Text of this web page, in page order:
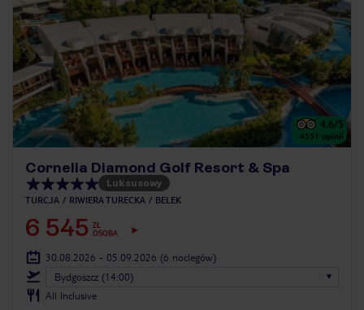
4.6/5
4551 opinii
Cornelia Diamond Golf Resort & Spa
Luksusowy
TURCJA RIWIERA TURECKA BELEK
6 545 ZŁ
OSOBA
30.08.2026 - 05.09.2026 (6 noclegów)
Bydgoszcz (14:00)
All Inclusive